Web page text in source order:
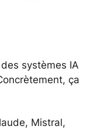
systèmes IA
ça
Mistral,